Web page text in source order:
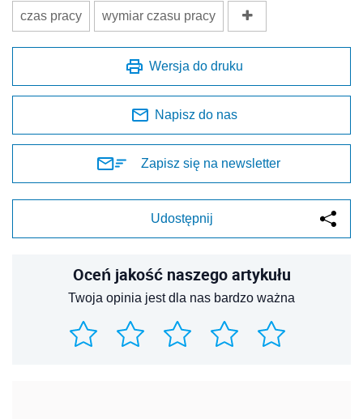
czas pracy wymiar czasu pracy
Wersja do druku
Napisz do nas
Zapisz się na newsletter
Udostępnij
Oceń jakość naszego artykułu
Twoja opinia jest dla nas bardzo ważna